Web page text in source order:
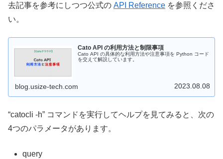
去記事を参考にしつつ公式の API Reference を参照くださ
い。
Cato API の利用方法と制限事項
Cato API の具体的な利用方法や注意事項を Python コード
を交えて解説しています。
blog.usize-tech.com 2023.08.08
“catocli -h” コマンドを実行してヘルプを見てみると、次の
4つのパラメータがあります。
query